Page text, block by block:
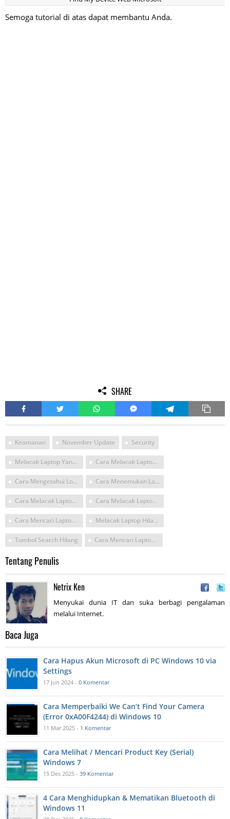
Semoga tutorial di atas dapat membantu Anda.
SHARE
Keamanan November Update Security
Melacak Laptop Yang Hilang Dengan Serial Number Cara Melacak Laptop Hilang Dengan Serial Number
Cara Mengetahui Lokasi Laptop Yang Hilang Cara Menemukan Laptop Yang Hilang Dengan Cara Melacak Melalui Aplikasi Yang Ada Di Laptop
Cara Melacak Laptop Yang Hilang Cara Melacak Laptop Hilang
Cara Mencari Laptop Yang Dicuri Melacak Laptop Hilang
Tombol Search Hilang Cara Mencari Laptop Hilang
Tentang Penulis
Netrix Ken
Menyukai dunia IT dan suka berbagi pengalaman
melalui Internet.
Baca Juga
Cara Hapus Akun Microsoft di PC Windows 10 via
Settings
17 Jun 2024 - 0 Komentar
Cara Memperbaiki We Can’t Find Your Camera
(Error 0xA00F4244) di Windows 10
11 Mar 2025 - 1 Komentar
Cara Melihat / Mencari Product Key (Serial)
Windows 7
15 Des 2025 - 39 Komentar
4 Cara Menghidupkan & Mematikan Bluetooth di
Windows 11